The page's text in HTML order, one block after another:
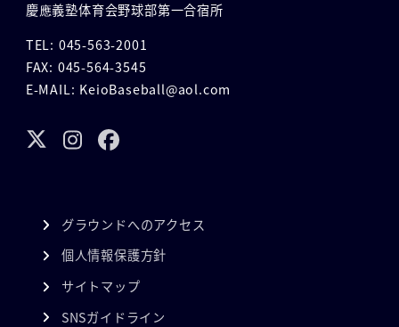
慶應義塾体育会野球部第一合宿所
TEL: 045-563-2001
FAX: 045-564-3545
E-MAIL: KeioBaseball@aol.com
グラウンドへのアクセス
個人情報保護方針
サイトマップ
SNSガイドライン